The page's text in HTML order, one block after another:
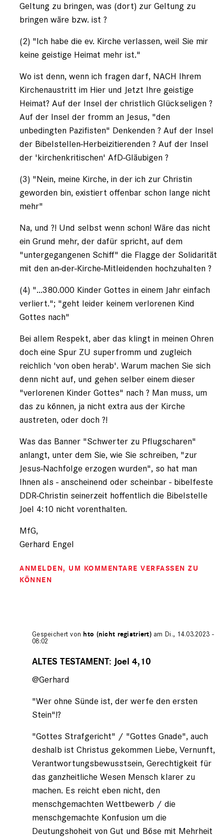
Geltung zu bringen, was (dort) zur Geltung zu
bringen wäre bzw. ist ?
(2) "Ich habe die ev. Kirche verlassen, weil Sie mir
keine geistige Heimat mehr ist."
Wo ist denn, wenn ich fragen darf, NACH Ihrem
Kirchenaustritt im Hier und Jetzt Ihre geistige
Heimat? Auf der Insel der christlich Glückseligen ?
Auf der Insel der fromm an Jesus, "den
unbedingten Pazifisten" Denkenden ? Auf der Insel
der Bibelstellen-Herbeizitierenden ? Auf der Insel
der 'kirchenkritischen' AfD-Gläubigen ?
(3) "Nein, meine Kirche, in der ich zur Christin
geworden bin, existiert offenbar schon lange nicht
mehr"
Na, und ?! Und selbst wenn schon! Wäre das nicht
ein Grund mehr, der dafür spricht, auf dem
"untergegangenen Schiff" die Flagge der Solidarität
mit den an-der-Kirche-Mitleidenden hochzuhalten ?
(4) "...380.000 Kinder Gottes in einem Jahr einfach
verliert."; "geht leider keinem verlorenen Kind
Gottes nach"
Bei allem Respekt, aber das klingt in meinen Ohren
doch eine Spur ZU superfromm und zugleich
reichlich 'von oben herab'. Warum machen Sie sich
denn nicht auf, und gehen selber einem dieser
"verlorenen Kinder Gottes" nach ? Man muss, um
das zu können, ja nicht extra aus der Kirche
austreten, oder doch ?!
Was das Banner "Schwerter zu Pflugscharen"
anlangt, unter dem Sie, wie Sie schreiben, "zur
Jesus-Nachfolge erzogen wurden", so hat man
Ihnen als - anscheinend oder scheinbar - bibelfeste
DDR-Christin seinerzeit hoffentlich die Bibelstelle
Joel 4:10 nicht vorenthalten.
MfG,
Gerhard Engel
ANMELDEN, UM KOMMENTARE VERFASSEN ZU
KÖNNEN
Gespeichert von hto (nicht registriert)am Di., 14.03.2023 -
08:02
auf
Gerhard
registriert)
ALTES TESTAMENT: Joel 4,10
@Gerhard
"Wer ohne Sünde ist, der werfe den ersten
Stein"!?
"Gottes Strafgericht" / "Gottes Gnade", auch
deshalb ist Christus gekommen Liebe, Vernunft,
Verantwortungsbewusstsein, Gerechtigkeit für
das ganzheitliche Wesen Mensch klarer zu
machen. Es reicht eben nicht, den
menschgemachten Wettbewerb / die
menschgemachte Konfusion um die
Deutungshoheit von Gut und Böse mit Mehrheit